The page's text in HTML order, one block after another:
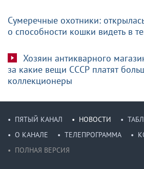
Сумеречные охотники:
о способности кошки видеть в
Хозяин антикварного
за какие вещи СССР платят
коллекционеры
ПЯТЫЙ КАНАЛ НОВОСТИ
О КАНАЛЕ
ТЕЛЕПРОГРАММА
ПОЛНАЯ ВЕРСИЯ